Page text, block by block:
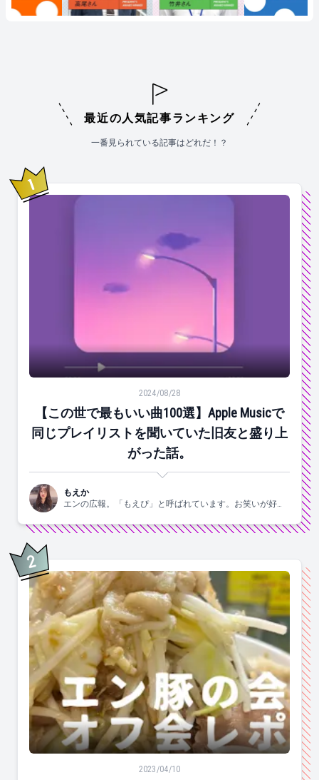
最近の人気記事ランキング
一番見られている記事はどれだ！？
1位
【この世で最もいい曲100選】Apple Musicで同じプレ
2024/08/28
【この世で最もいい曲100選】Apple Musicで
同じプレイリストを聞いていた旧友と盛り上
がった話。
もえか
エンの広報。「もえぴ」と呼ばれています。お笑いが好
2位
ヤサイマシマシアブラマシマシカラメニンニク。二郎
2023/04/10